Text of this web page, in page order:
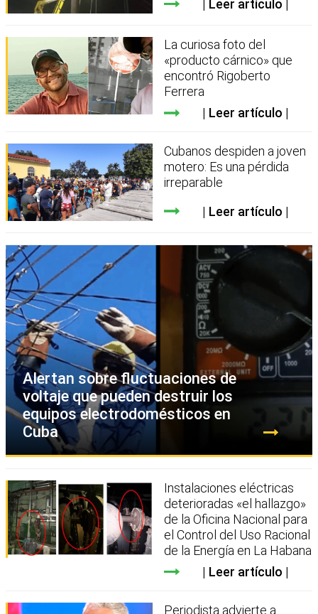
Leer artículo
La curiosa foto del
«producto cárnico» que
encontró Rigoberto
Ferrera
Leer artículo
Cubanos despiden a joven
motero: Es una pérdida
irreparable
Leer artículo
Alertan sobre fluctuaciones de
voltaje que pueden destruir los
equipos electrodomésticos en
Cuba
Instalaciones eléctricas
deterioradas «el hallazgo»
de la Oficina Nacional para
el Control del Uso Racional
de la Energía en La Habana
Leer artículo
Periodista advierte a